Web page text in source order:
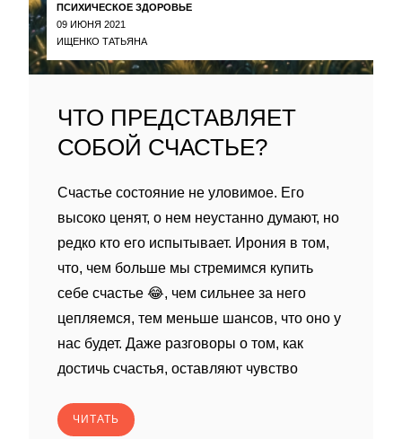
ПСИХИЧЕСКОЕ ЗДОРОВЬЕ
09 ИЮНЯ 2021
ИЩЕНКО ТАТЬЯНА
ЧТО ПРЕДСТАВЛЯЕТ
СОБОЙ СЧАСТЬЕ?
Счастье состояние не уловимое. Его
высоко ценят, о нем неустанно думают, но
редко кто его испытывает. Ирония в том,
что, чем больше мы стремимся купить
себе счастье 😂, чем сильнее за него
цепляемся, тем меньше шансов, что оно у
нас будет. Даже разговоры о том, как
достичь счастья, оставляют чувство
ЧИТАТЬ